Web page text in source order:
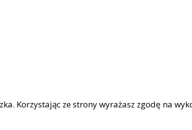
Korzystając ze strony wyrażasz zgodę na